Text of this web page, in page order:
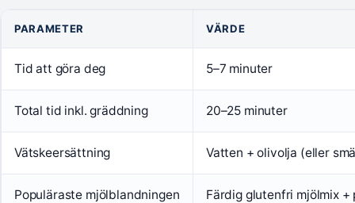
PARAMETER VÄRDE
Tid att göra deg 5–7 minuter
Total tid inkl. gräddning 20–25 minuter
Vätskeersättning Vatten + olivolja (eller
Populäraste mjölblandningen Färdig glutenfri mjölmix +